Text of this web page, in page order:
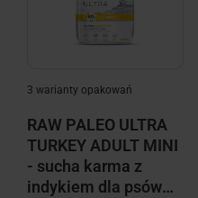
3 warianty opakowań
RAW PALEO ULTRA
TURKEY ADULT MINI
- sucha karma z
indykiem dla psów